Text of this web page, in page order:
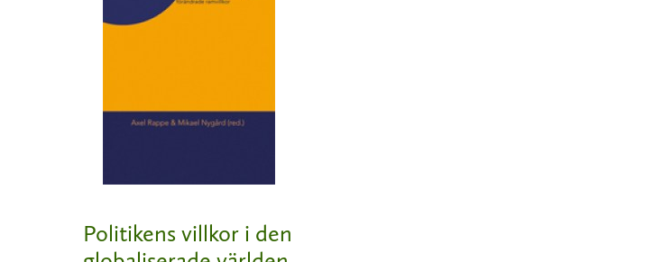
Politikens villkor i den